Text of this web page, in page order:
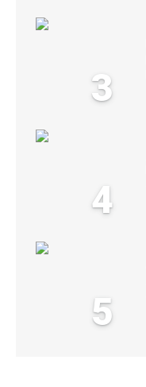
3
4
5